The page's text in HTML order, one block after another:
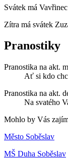
Svátek má Vavřinec
Zítra má svátek
Pranostiky
Pranostika na akt.
Ať si kdo
Pranostika na akt.
Na svatého
Mohlo by Vás
Město Soběslav
MŠ Duha Soběslav